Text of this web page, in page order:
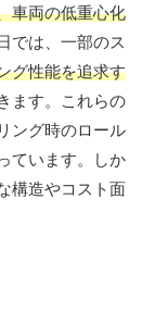
車両の低重心化
では、一部のス
グ性能を追求す
ます。これらの
ング時のロール
ています。しか
構造やコスト面